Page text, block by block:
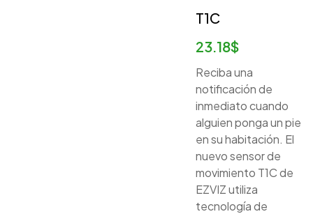
T1C
23.18$
Reciba una
notificación de
inmediato cuando
alguien ponga un pie
en su habitación. El
nuevo sensor de
movimiento T1C de
EZVIZ utiliza
tecnología de